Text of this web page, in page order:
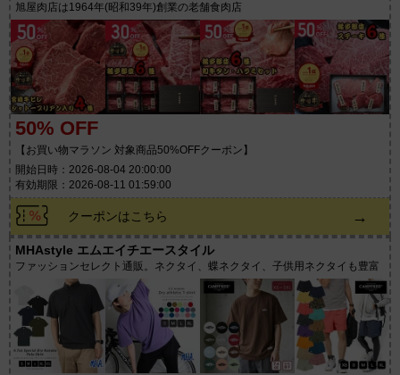
旭屋肉店は1964年(昭和39年)創業の老舗食肉店
50% OFF
【お買い物マラソン 対象商品50%OFFクーポン】
開始日時：2026-08-04 20:00:00
有効期限：2026-08-11 01:59:00
クーポンはこちら →
MHAstyle エムエイチエースタイル
ファッションセレクト通販。ネクタイ、蝶ネクタイ、子供用ネクタイも豊富